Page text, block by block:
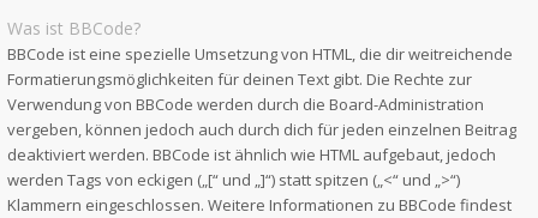
Was ist BBCode?
BBCode ist eine spezielle Umsetzung von HTML, die dir weitreichende
Formatierungsmöglichkeiten für deinen Text gibt. Die Rechte zur
Verwendung von BBCode werden durch die Board-Administration
vergeben, können jedoch auch durch dich für jeden einzelnen Beitrag
deaktiviert werden. BBCode ist ähnlich wie HTML aufgebaut, jedoch
werden Tags von eckigen („[“ und „]“) statt spitzen („<“ und „>“)
Klammern eingeschlossen. Weitere Informationen zu BBCode findest